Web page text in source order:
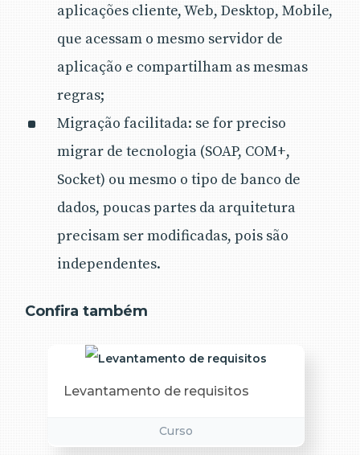
aplicações cliente, Web, Desktop, Mobile,
que acessam o mesmo servidor de
aplicação e compartilham as mesmas
regras;
Migração facilitada: se for preciso
migrar de tecnologia (SOAP, COM+,
Socket) ou mesmo o tipo de banco de
dados, poucas partes da arquitetura
precisam ser modificadas, pois são
independentes.
Confira também
Levantamento de requisitos
Curso